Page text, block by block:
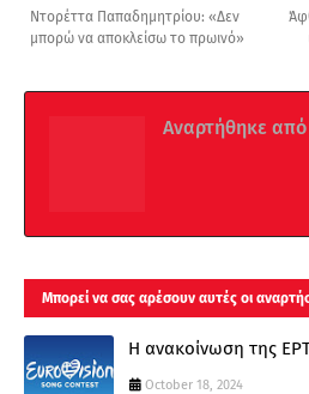
Ντορέττα Παπαδημητρίου: «Δεν
μπορώ να αποκλείσω το πρωινό»
Αναρτήθηκε από
Μπορεί να σας αρέσουν αυτές οι
Η ανακοίνωση της
October 18, 2024